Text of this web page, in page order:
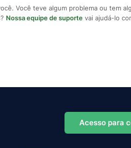
Você teve algum problema ou tem
Nossa equipe de suporte vai ajudá-lo
Acesso para